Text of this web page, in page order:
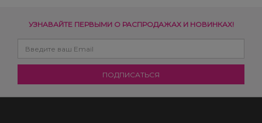
УЗНАВАЙТЕ ПЕРВЫМИ О РАСПРОДАЖАХ И НОВИНКАХ!